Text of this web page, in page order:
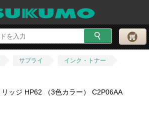
サプライ
インク・トナー